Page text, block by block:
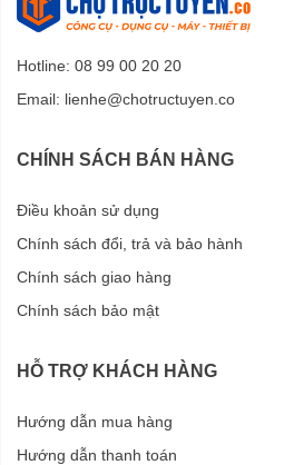
Hotline: 08 99 00 20 20
Email: lienhe@chotructuyen.co
CHÍNH SÁCH BÁN HÀNG
Điều khoản sử dụng
Chính sách đổi, trả và bảo hành
Chính sách giao hàng
Chính sách bảo mật
HỖ TRỢ KHÁCH HÀNG
Hướng dẫn mua hàng
Hướng dẫn thanh toán